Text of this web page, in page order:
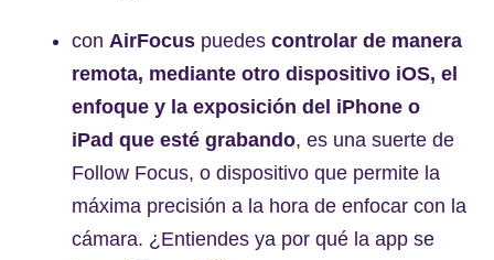
con AirFocus puedes controlar de manera
remota, mediante otro dispositivo iOS, el
enfoque y la exposición del iPhone o
iPad que esté grabando, es una suerte de
Follow Focus, o dispositivo que permite la
máxima precisión a la hora de enfocar con la
cámara. ¿Entiendes ya por qué la app se